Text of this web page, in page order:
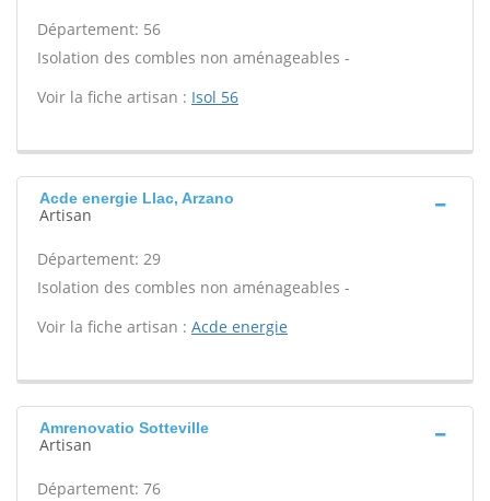
Département: 56
Isolation des combles non aménageables -
Voir la fiche artisan : Isol 56
Acde energie Llac, Arzano
Artisan
Département: 29
Isolation des combles non aménageables -
Voir la fiche artisan : Acde energie
Amrenovatio Sotteville
Artisan
Département: 76